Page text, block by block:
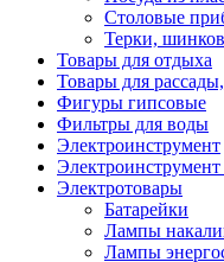
Столовые
Терки,
Товары для отдыха
Товары для
Фигуры гипсовые
Фильтры для воды
Электроинструмент
Электротовары
Батарейки
Лампы
Лампы